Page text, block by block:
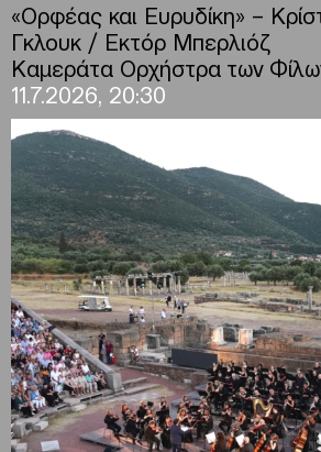
«Ορφέας και Ευρυδίκη» –
Γκλουκ / Εκτόρ Μπερλιόζ
Καμεράτα Ορχήστρα των
11.7.2026, 20:30